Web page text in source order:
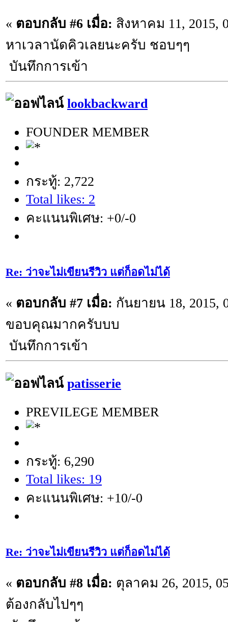
« ตอบกลับ #6 เมื่อ: สิงหาคม 11, 2015,
หาเวลานัดคิวเลยนะครับ ชอบๆๆ
บันทึกการเข้า
lookbackward
FOUNDER MEMBER
กระทู้: 2,722
Total likes: 2
คะแนนพิเศษ: +0/-0
Re: ว่าจะไม่เขียนรีวิว แต่ก็อดไม่ได้
« ตอบกลับ #7 เมื่อ: กันยายน 18, 2015,
ขอบคุณมากครับบบ
บันทึกการเข้า
patisserie
PREVILEGE MEMBER
กระทู้: 6,290
Total likes: 19
คะแนนพิเศษ: +10/-0
Re: ว่าจะไม่เขียนรีวิว แต่ก็อดไม่ได้
« ตอบกลับ #8 เมื่อ: ตุลาคม 26, 2015,
ต้องกลับไปๆๆ